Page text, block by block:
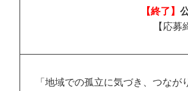
【終了】
【応
「地域での孤立に気づき、つな